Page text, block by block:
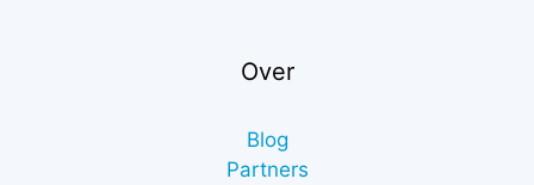
Over
Blog
Partners